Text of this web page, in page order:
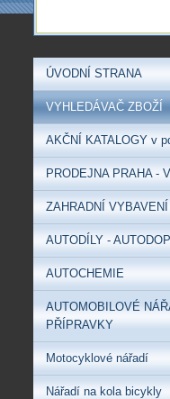
ÚVODNÍ STRANA
VYHLEDÁVAČ ZBOŽÍ
AKČNÍ KATALOGY v
PRODEJNA PRAHA -
ZAHRADNÍ
AUTODÍLY -
AUTOCHEMIE
AUTOMOBILOVÉ
PŘÍPRAVKY
Motocyklové nářadí
Nářadí na kola bicykly